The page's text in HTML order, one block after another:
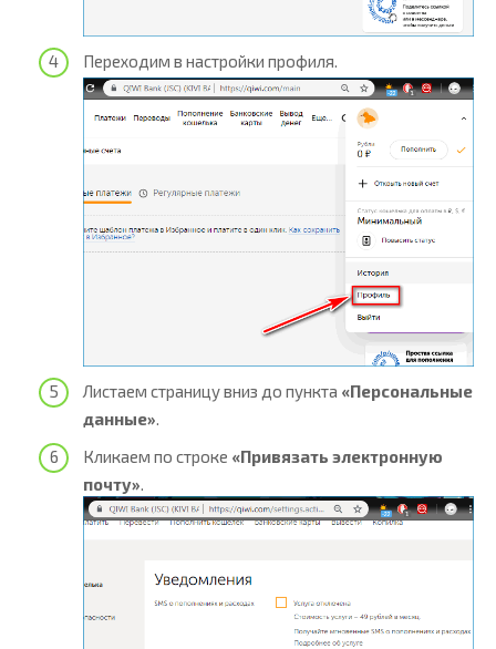
Переходим в настройки профиля.
Листаем страницу вниз до пункта «Персональные
данные».
Кликаем по строке «Привязать электронную
почту».